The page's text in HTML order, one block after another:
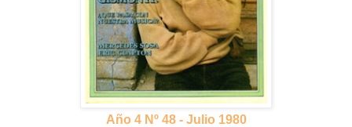
Año 4 Nº 48 - Julio 1980